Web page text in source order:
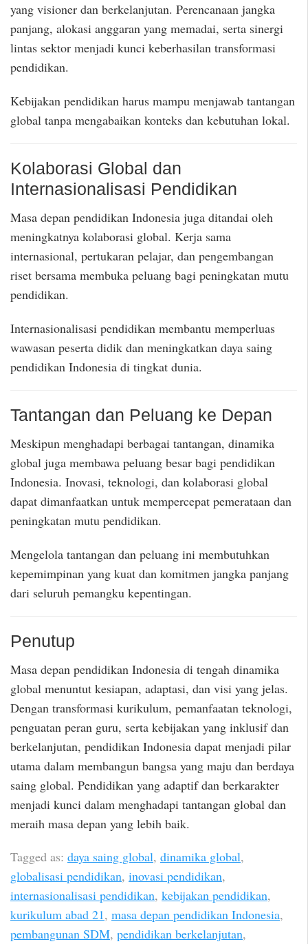
yang visioner dan berkelanjutan. Perencanaan jangka
panjang, alokasi anggaran yang memadai, serta sinergi
lintas sektor menjadi kunci keberhasilan transformasi
pendidikan.
Kebijakan pendidikan harus mampu menjawab tantangan
global tanpa mengabaikan konteks dan kebutuhan lokal.
Kolaborasi Global dan
Internasionalisasi Pendidikan
Masa depan pendidikan Indonesia juga ditandai oleh
meningkatnya kolaborasi global. Kerja sama
internasional, pertukaran pelajar, dan pengembangan
riset bersama membuka peluang bagi peningkatan mutu
pendidikan.
Internasionalisasi pendidikan membantu memperluas
wawasan peserta didik dan meningkatkan daya saing
pendidikan Indonesia di tingkat dunia.
Tantangan dan Peluang ke Depan
Meskipun menghadapi berbagai tantangan, dinamika
global juga membawa peluang besar bagi pendidikan
Indonesia. Inovasi, teknologi, dan kolaborasi global
dapat dimanfaatkan untuk mempercepat pemerataan dan
peningkatan mutu pendidikan.
Mengelola tantangan dan peluang ini membutuhkan
kepemimpinan yang kuat dan komitmen jangka panjang
dari seluruh pemangku kepentingan.
Penutup
Masa depan pendidikan Indonesia di tengah dinamika
global menuntut kesiapan, adaptasi, dan visi yang jelas.
Dengan transformasi kurikulum, pemanfaatan teknologi,
penguatan peran guru, serta kebijakan yang inklusif dan
berkelanjutan, pendidikan Indonesia dapat menjadi pilar
utama dalam membangun bangsa yang maju dan berdaya
saing global. Pendidikan yang adaptif dan berkarakter
menjadi kunci dalam menghadapi tantangan global dan
meraih masa depan yang lebih baik.
Tagged as: daya saing global, dinamika global,
globalisasi pendidikan, inovasi pendidikan,
internasionalisasi pendidikan, kebijakan pendidikan,
kurikulum abad 21, masa depan pendidikan Indonesia,
pembangunan SDM, pendidikan berkelanjutan,